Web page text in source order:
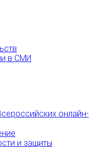
в СМИ
онлайн-
и защиты